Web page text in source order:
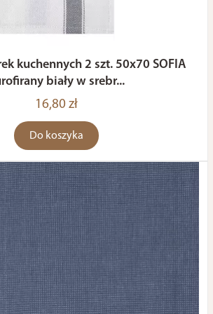
kuchennych 2 szt. 50x70 SOFIA
biały w srebr...
16,80 zł
Do koszyka